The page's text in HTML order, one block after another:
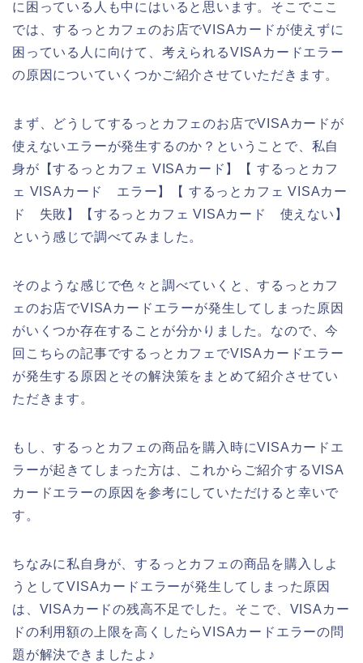
に困っている人も中にはいると思います。そこでここ
では、するっとカフェのお店でVISAカードが使えずに
困っている人に向けて、考えられるVISAカードエラー
の原因についていくつかご紹介させていただきます。
まず、どうしてするっとカフェのお店でVISAカードが
使えないエラーが発生するのか？ということで、私自
身が【するっとカフェ VISAカード】【 するっとカフ
ェ VISAカード エラー】【 するっとカフェ VISAカー
ド 失敗】【するっとカフェ VISAカード 使えない】
という感じで調べてみました。
そのような感じで色々と調べていくと、するっとカフ
ェのお店でVISAカードエラーが発生してしまった原因
がいくつか存在することが分かりました。なので、今
回こちらの記事でするっとカフェでVISAカードエラー
が発生する原因とその解決策をまとめて紹介させてい
ただきます。
もし、するっとカフェの商品を購入時にVISAカードエ
ラーが起きてしまった方は、これからご紹介するVISA
カードエラーの原因を参考にしていただけると幸いで
す。
ちなみに私自身が、するっとカフェの商品を購入しよ
うとしてVISAカードエラーが発生してしまった原因
は、VISAカードの残高不足でした。そこで、VISAカー
ドの利用額の上限を高くしたらVISAカードエラーの問
題が解決できましたよ♪